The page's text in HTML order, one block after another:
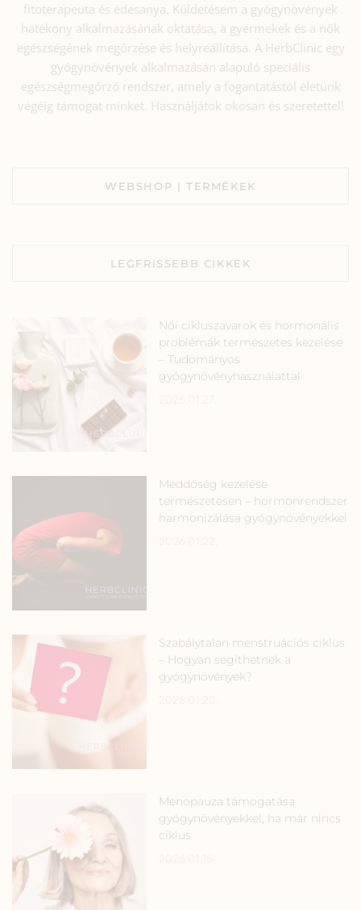
fitoterapeuta és édesanya. Küldetésem a gyógynövények
hatékony alkalmazásának oktatása, a gyermekek és a nők
egészségének megőrzése és helyreállítása. A HerbClinic egy
gyógynövények alkalmazásán alapuló speciális
egészségmegőrző rendszer, amely a fogantatástól életünk
végéig támogat minket. Használjátok okosan és szeretettel!
WEBSHOP | TERMÉKEK
LEGFRISSEBB CIKKEK
Női cikluszavarok és hormonális
problémák természetes kezelése
– Tudományos
gyógynövényhasználattal
Meddőség kezelése
természetesen – hormonrendszer
harmonizálása gyógynövényekkel
Szabálytalan menstruációs ciklus
– Hogyan segíthetnek a
gyógynövények?
Menopauza támogatása
gyógynövényekkel, ha már nincs
ciklus